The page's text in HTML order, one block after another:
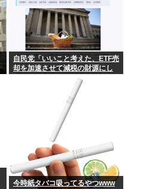
自民党「いいこと考えた、ETF売
却を加速させて減税の財源にし
今時紙タバコ吸ってるやつwww